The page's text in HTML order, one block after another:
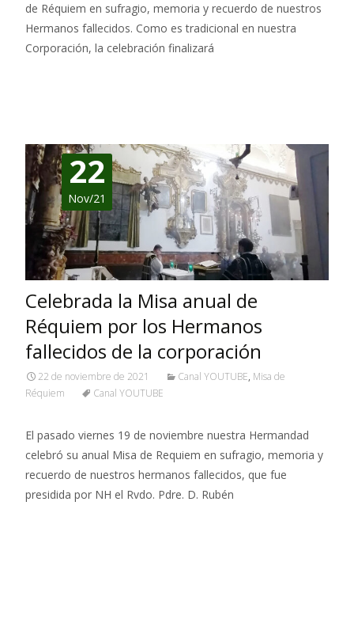
de Réquiem en sufragio, memoria y recuerdo de nuestros
Hermanos fallecidos. Como es tradicional en nuestra
Corporación, la celebración finalizará
22
Nov/21
Celebrada la Misa anual de
Réquiem por los Hermanos
fallecidos de la corporación
22 de noviembre de 2021 Canal YOUTUBE, Misa de
Réquiem
Canal YOUTUBE
El pasado viernes 19 de noviembre nuestra Hermandad
celebró su anual Misa de Requiem en sufragio, memoria y
recuerdo de nuestros hermanos fallecidos, que fue
presidida por NH el Rvdo. Pdre. D. Rubén